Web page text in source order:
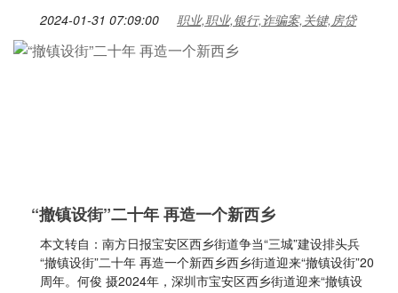
2024-01-31 07:09:00 职业,职业,银行,诈骗案,关键,房贷
“撤镇设街”二十年 再造一个新西乡
本文转自：南方日报宝安区西乡街道争当“三城”建设排头兵
“撤镇设街”二十年 再造一个新西乡西乡街道迎来“撤镇设街”20
周年。何俊 摄2024年，深圳市宝安区西乡街道迎来“撤镇设